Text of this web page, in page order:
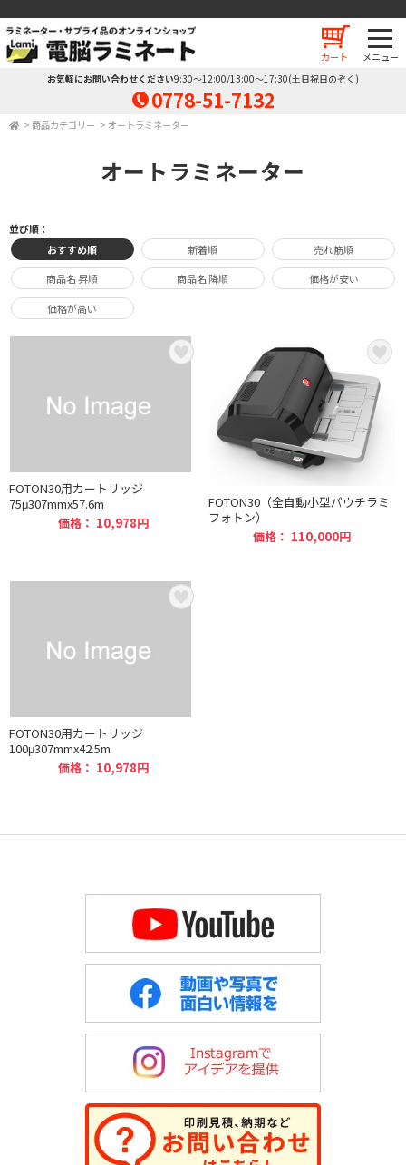
カート
お気軽にお問い合わせください9:30～12:00/13:00～17:30(土日祝日のぞく)
0778-51-7132
> 商品カテゴリー > オートラミネーター
オートラミネーター
並び順：
おすすめ順
新着順 売れ筋順
商品名 昇順 商品名 降順 価格が安い
価格が高い
FOTON30用カートリッジ
75μ307mmx57.6m
価格： 10,978円
FOTON30（全自動小型パウチラミ
フォトン）
価格： 110,000円
FOTON30用カートリッジ
100μ307mmx42.5m
価格： 10,978円